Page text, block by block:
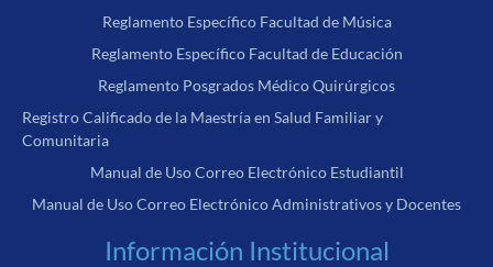
Reglamento Específico Facultad de Música
Reglamento Específico Facultad de Educación
Reglamento Posgrados Médico Quirúrgicos
Registro Calificado de la Maestría en Salud Familiar y
Comunitaria
Manual de Uso Correo Electrónico Estudiantil
Manual de Uso Correo Electrónico Administrativos y Docentes
Información Institucional